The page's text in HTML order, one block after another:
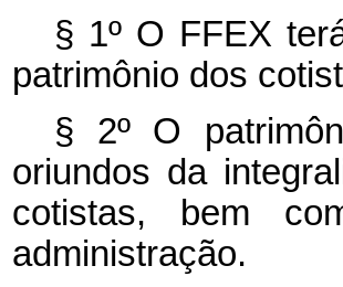
§ 1º O FFEX
patrimônio dos
§ 2º O
oriundos da
cotistas, bem
administração.